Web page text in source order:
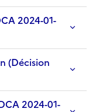
2024-01-
(Décision
2024-01-